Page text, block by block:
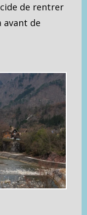
de rentrer
avant de